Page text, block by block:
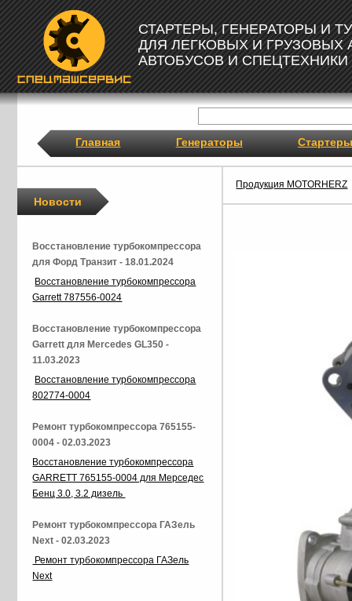
СТАРТЕРЫ, ГЕНЕРАТОРЫ И
ДЛЯ ЛЕГКОВЫХ И ГРУЗОВЫХ
АВТОБУСОВ И СПЕЦТЕХНИКИ
Главная Генераторы Стартеры
Продукция MOTORHERZ
Новости
Восстановление турбокомпрессора
для Форд Транзит - 18.01.2024
Восстановление турбокомпрессора
Garrett 787556-0024
Восстановление турбокомпрессора
Garrett для Mercedes GL350 -
11.03.2023
Восстановление турбокомпрессора
802774-0004
Ремонт турбокомпрессора 765155-
0004 - 02.03.2023
Восстановление турбокомпрессора
GARRETT 765155-0004 для Мерседес
Бенц 3.0, 3.2 дизель
Ремонт турбокомпрессора ГАЗель
Next - 02.03.2023
Ремонт турбокомпрессора ГАЗель
Next